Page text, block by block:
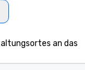
an das